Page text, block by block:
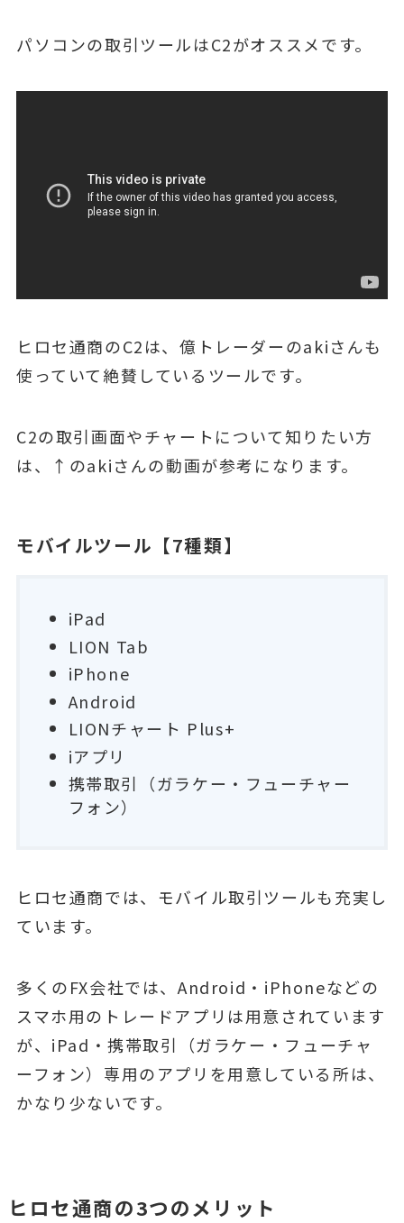
パソコンの取引ツールはC2がオススメです。
ヒロセ通商のC2は、億トレーダーのakiさんも
使っていて絶賛しているツールです。
C2の取引画面やチャートについて知りたい方
は、↑のakiさんの動画が参考になります。
モバイルツール【7種類】
iPad
LION Tab
iPhone
Android
LIONチャート Plus+
iアプリ
携帯取引（ガラケー・フューチャー
フォン）
ヒロセ通商では、モバイル取引ツールも充実し
ています。
多くのFX会社では、Android・iPhoneなどの
スマホ用のトレードアプリは用意されています
が、iPad・携帯取引（ガラケー・フューチャ
ーフォン）専用のアプリを用意している所は、
かなり少ないです。
ヒロセ通商の3つのメリット